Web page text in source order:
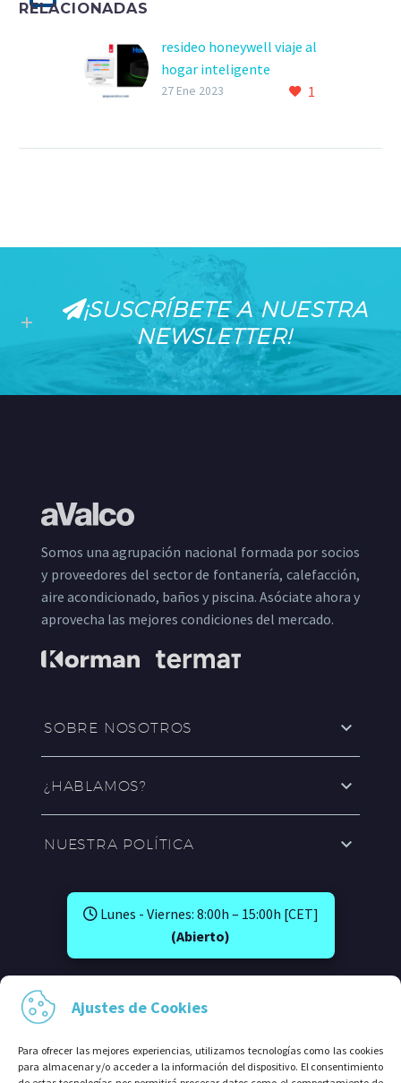
Ajustes de Cookies
Para ofrecer las mejores experiencias, utilizamos tecnologías como las cookies
para almacenar y/o acceder a la información del dispositivo. El consentimiento
RELACIONADAS
resideo honeywell viaje al
hogar inteligente
1
27 Ene 2023
¡SUSCRÍBETE A NUESTRA
NEWSLETTER!
Somos una agrupación nacional formada por socios
y proveedores del sector de fontanería, calefacción,
aire acondicionado, baños y piscina. Asóciate ahora y
aprovecha las mejores condiciones del mercado.
SOBRE NOSOTROS
¿HABLAMOS?
NUESTRA POLÍTICA
Lunes - Viernes: 8:00h – 15:00h [CET]
(Abierto)